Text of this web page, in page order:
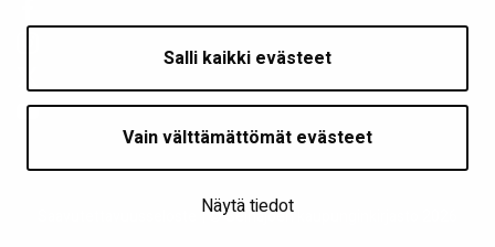
Salli kaikki evästeet
Vain välttämättömät evästeet
Näytä tiedot
| © Seinäjoen kaupunginkirjasto 2026